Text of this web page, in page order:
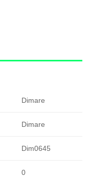
Dimare
Dimare
Dim0645
0